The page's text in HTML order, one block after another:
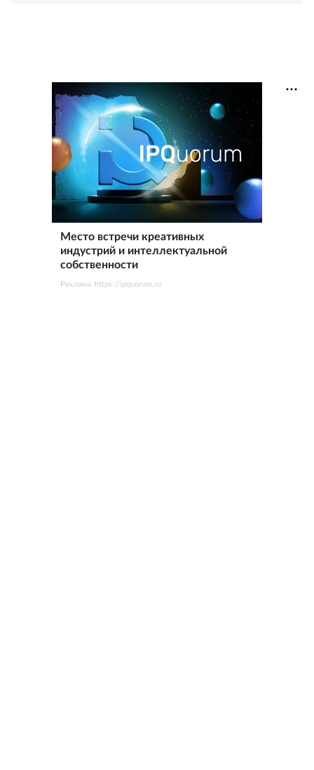
Место встречи креативных
индустрий и интеллектуальной
собственности
Реклама. https://ipquorum.ru